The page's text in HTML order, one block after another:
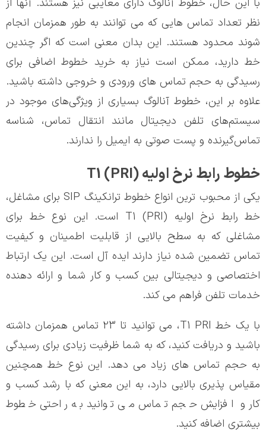
با این حال، خطوط آنالوگ دارای معایبی نیز هستند. آنها از
نظر تعداد تماس هایی که می توانند به طور همزمان انجام
شوند محدود هستند. این بدان معنی است که اگر چندین
خط دارید، ممکن است نیاز به خرید خطوط اضافی برای
رسیدگی به حجم تماس های ورودی و خروجی داشته باشید.
علاوه بر این، خطوط آنالوگ بسیاری از ویژگی‌های موجود در
سیستم‌های تلفن دیجیتال مانند انتقال تماس، شناسه
تماس‌گیرنده و پست صوتی به ایمیل را ندارند.
خطوط رابط نرخ اولیه T1 (PRI)
یکی از محبوب ترین انواع خطوط ترانکینگ SIP برای مشاغل،
خط رابط نرخ اولیه T1 (PRI) است. این نوع خط برای
مشاغلی که به سطح بالایی از قابلیت اطمینان و کیفیت
تماس تضمین شده نیاز دارند ایده آل است. این یک ارتباط
اختصاصی و دیجیتالی بین کسب و کار شما و ارائه دهنده
خدمات تلفن فراهم می کند.
با یک خط T1 PRI، می توانید تا 23 تماس همزمان داشته
باشید و دریافت کنید، که به شما ظرفیت زیادی برای رسیدگی
به حجم تماس های زیاد می دهد. این نوع خط همچنین
مقیاس پذیری بالایی دارد، به این معنی که با رشد کسب و
کار و افزایش حجم تماس می توانید به راحتی خطوط
بیشتری اضافه کنید.